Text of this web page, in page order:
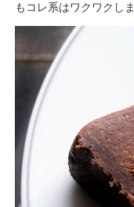
もコレ系はワクワクしま